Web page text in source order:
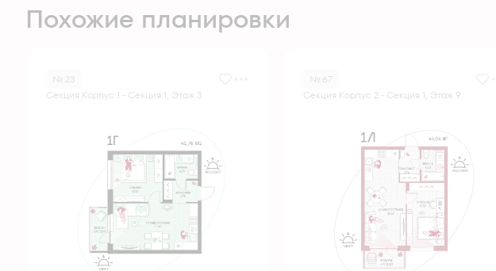
Похожие планировки
№ 23
Секция Корпус 1 - Секция 1, Этаж 3
№ 67
Секция Корпус 2 - Секция 1, Этаж 9